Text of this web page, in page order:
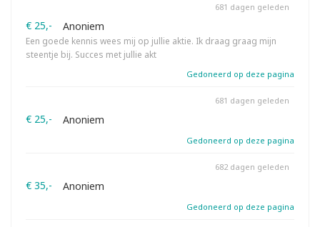
€ 25,- Anoniem
Een goede kennis wees mij op jullie aktie. Ik draag graag mijn
steentje bij. Succes met jullie akt
681 dagen geleden
Gedoneerd op deze pagina
€ 25,- Anoniem
681 dagen geleden
Gedoneerd op deze pagina
€ 35,- Anoniem
682 dagen geleden
Gedoneerd op deze pagina